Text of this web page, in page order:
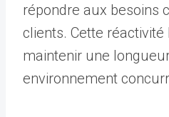
répondre aux besoins
clients. Cette
maintenir une
environnement